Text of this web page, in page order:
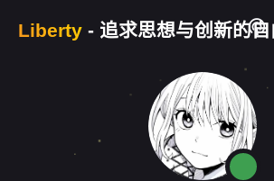
Liberty - 追求思想与创新的自